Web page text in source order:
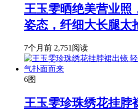
王玉雯晒绝美营业照
姿态，纤细大长腿太
7个月前 2,751阅读
6图
王玉雯珍珠绣花挂脖